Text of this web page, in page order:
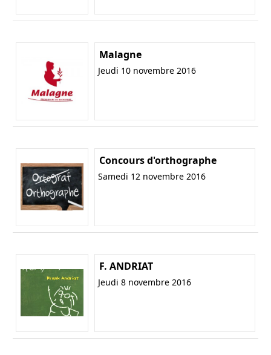
Malagne
Jeudi 10 novembre 2016
Concours d'orthographe
Samedi 12 novembre 2016
F. ANDRIAT
Jeudi 8 novembre 2016